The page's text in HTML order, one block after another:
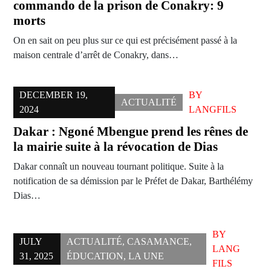
commando de la prison de Conakry: 9
morts
On en sait on peu plus sur ce qui est précisément passé à la
maison centrale d’arrêt de Conakry, dans…
DECEMBER 19,
2024
ACTUALITÉ
BY
LANGFILS
Dakar : Ngoné Mbengue prend les rênes de
la mairie suite à la révocation de Dias
Dakar connaît un nouveau tournant politique. Suite à la
notification de sa démission par le Préfet de Dakar, Barthélémy
Dias…
JULY
31, 2025
ACTUALITÉ, CASAMANCE,
ÉDUCATION, LA UNE
BY
LANG
FILS